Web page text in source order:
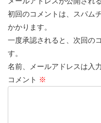
初回のコメントは、スパム
かかります。
一度承認されると、次回の
す。
名前、メールアドレスは入
コメント ※